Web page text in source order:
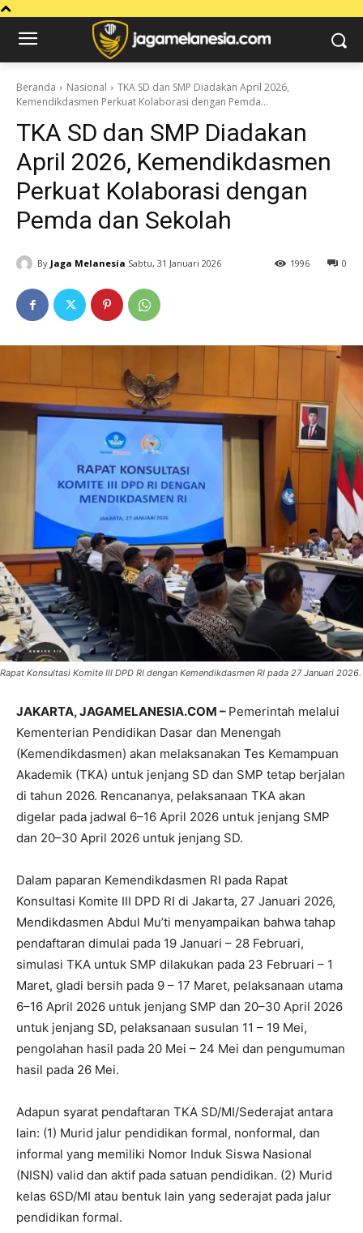
Beranda Nasional
TKA SD dan SMP Diadakan April 2026,
Kemendikdasmen Perkuat Kolaborasi dengan Pemda...
TKA SD dan SMP Diadakan
April 2026, Kemendikdasmen
Perkuat Kolaborasi dengan
Pemda dan Sekolah
By Jaga Melanesia Sabtu, 31 Januari 2026 0
1996
Rapat Konsultasi Komite III DPD RI dengan Kemendikdasmen RI pada 27 Januari 2026.
JAKARTA, JAGAMELANESIA.COM – Pemerintah melalui
Kementerian Pendidikan Dasar dan Menengah
(Kemendikdasmen) akan melaksanakan Tes Kemampuan
Akademik (TKA) untuk jenjang SD dan SMP tetap berjalan
di tahun 2026. Rencananya, pelaksanaan TKA akan
digelar pada jadwal 6–16 April 2026 untuk jenjang SMP
dan 20–30 April 2026 untuk jenjang SD.
Dalam paparan Kemendikdasmen RI pada Rapat
Konsultasi Komite III DPD RI di Jakarta, 27 Januari 2026,
Mendikdasmen Abdul Mu’ti menyampaikan bahwa tahap
pendaftaran dimulai pada 19 Januari – 28 Februari,
simulasi TKA untuk SMP dilakukan pada 23 Februari – 1
Maret, gladi bersih pada 9 – 17 Maret, pelaksanaan utama
6–16 April 2026 untuk jenjang SMP dan 20–30 April 2026
untuk jenjang SD, pelaksanaan susulan 11 – 19 Mei,
pengolahan hasil pada 20 Mei – 24 Mei dan pengumuman
hasil pada 26 Mei.
Adapun syarat pendaftaran TKA SD/MI/Sederajat antara
lain: (1) Murid jalur pendidikan formal, nonformal, dan
informal yang memiliki Nomor Induk Siswa Nasional
(NISN) valid dan aktif pada satuan pendidikan. (2) Murid
kelas 6SD/MI atau bentuk lain yang sederajat pada jalur
pendidikan formal.